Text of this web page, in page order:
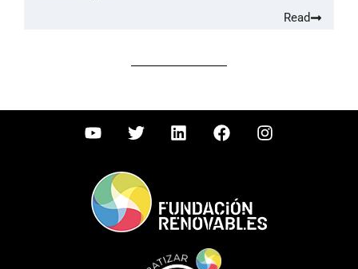
Read